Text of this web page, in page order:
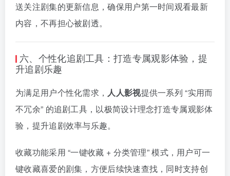
送关注剧集的更新信息，确保用户第一时间观看最新
内容，不再担心被剧透。
六、个性化追剧工具：打造专属观影体验，提
升追剧乐趣
为满足用户个性化需求， 人人影视提供一系列 “实用而
不冗余” 的追剧工具，以极简设计理念打造专属观影体
验，提升追剧效率与乐趣。
收藏功能采用 “一键收藏 + 分类管理” 模式，用户可一
键收藏喜爱的剧集，方便后续快速查找，同时支持创